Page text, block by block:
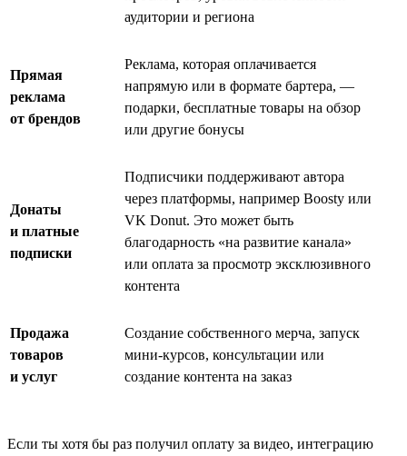
аудитории и региона
Прямая
реклама
от брендов
Реклама, которая оплачивается
напрямую или в формате бартера, —
подарки, бесплатные товары на обзор
или другие бонусы
Донаты
и платные
подписки
Подписчики поддерживают автора
через платформы, например Boosty или
VK Donut. Это может быть
благодарность «на развитие канала»
или оплата за просмотр эксклюзивного
контента
Продажа
товаров
и услуг
Создание собственного мерча, запуск
мини-курсов, консультации или
создание контента на заказ
Если ты хотя бы раз получил оплату за видео, интеграцию